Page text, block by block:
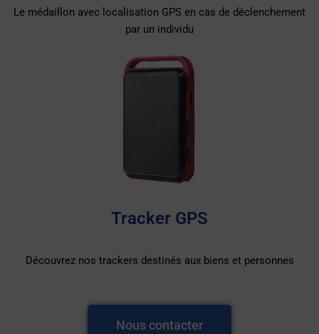
Le médaillon avec localisation GPS en cas de déclenchement
par un individu
Tracker GPS
Découvrez nos trackers destinés aux biens et personnes
Nous contacter